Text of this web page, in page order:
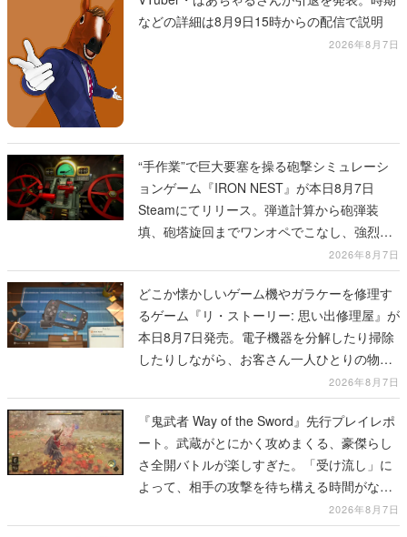
などの詳細は8月9日15時からの配信で説明
2026年8月7日
“手作業”で巨大要塞を操る砲撃シミュレーシ
ョンゲーム『IRON NEST』が本日8月7日
Steamにてリリース。弾道計算から砲弾装
填、砲塔旋回までワンオペでこなし、強烈な
一撃をブチかませるロマンある作品2026年8月7日
どこか懐かしいゲーム機やガラケーを修理す
るゲーム『リ・ストーリー: 思い出修理屋』が
本日8月7日発売。電子機器を分解したり掃除
したりしながら、お客さん一人ひとりの物語
2026年8月7日
『鬼武者 Way of the Sword』先行プレイレポ
ート。武蔵がとにかく攻めまくる、豪傑らし
さ全開バトルが楽しすぎた。「受け流し」に
よって、相手の攻撃を待ち構える時間がなく
2026年8月7日